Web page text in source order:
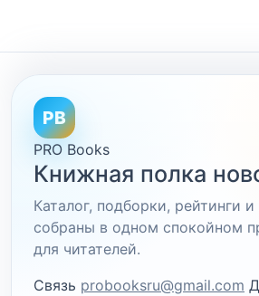
PB
PRO Books
Книжная полка
Каталог, подборки, рейтинги
собраны в одном спокойном
для читателей.
Связь probooksru@gmail.com